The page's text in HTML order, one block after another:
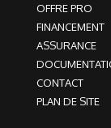
OFFRE PRO
FINANCEMENT
ASSURANCE
CONTACT
PLAN DE SITE